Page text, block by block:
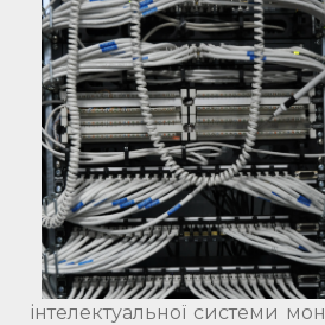
інтелектуальної системи